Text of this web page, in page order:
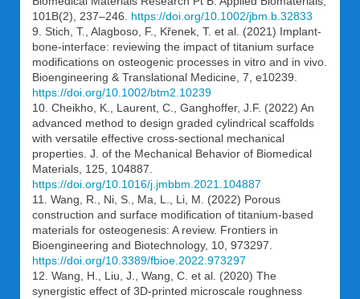
101B(2), 237–246. https://doi.org/10.1002/jbm.b.32833
9. Stich, T., Alagboso, F., Křenek, T. et al. (2021) Implant-
bone-interface: reviewing the impact of titanium surface
modifications on osteogenic processes in vitro and in vivo.
Bioengineering & Translational Medicine, 7, e10239.
https://doi.org/10.1002/btm2.10239
10. Cheikho, K., Laurent, C., Ganghoffer, J.F. (2022) An
advanced method to design graded cylindrical scaffolds
with versatile effective cross-sectional mechanical
properties. J. of the Mechanical Behavior of Biomedical
Materials, 125, 104887.
https://doi.org/10.1016/j.jmbbm.2021.104887
11. Wang, R., Ni, S., Ma, L., Li, M. (2022) Porous
construction and surface modification of titanium-based
materials for osteogenesis: A review. Frontiers in
Bioengineering and Biotechnology, 10, 973297.
https://doi.org/10.3389/fbioe.2022.973297
12. Wang, H., Liu, J., Wang, C. et al. (2020) The
synergistic effect of 3D-printed microscale roughness